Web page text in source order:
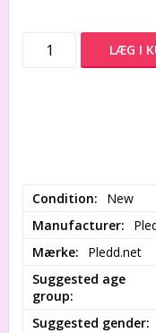
LÆG I
Condition
New
Manufacturer
Mærke
Pledd.net
Suggested age
group
Suggested gender